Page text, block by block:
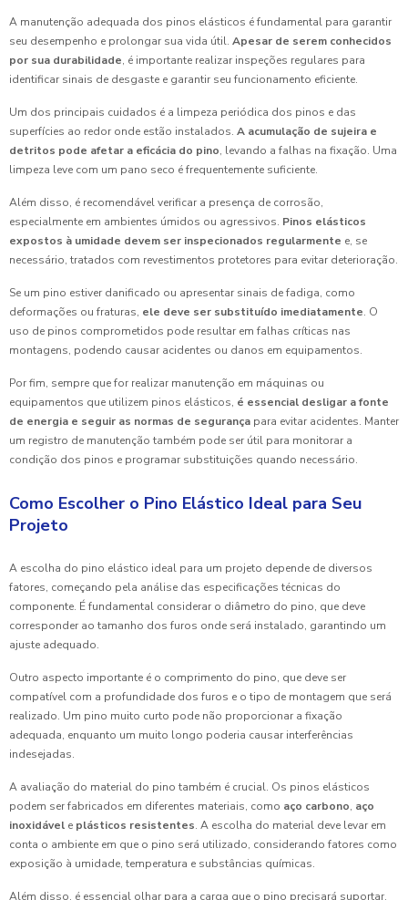
A manutenção adequada dos pinos elásticos é fundamental para garantir
seu desempenho e prolongar sua vida útil. Apesar de serem conhecidos
por sua durabilidade, é importante realizar inspeções regulares para
identificar sinais de desgaste e garantir seu funcionamento eficiente.
Um dos principais cuidados é a limpeza periódica dos pinos e das
superfícies ao redor onde estão instalados. A acumulação de sujeira e
detritos pode afetar a eficácia do pino, levando a falhas na fixação. Uma
limpeza leve com um pano seco é frequentemente suficiente.
Além disso, é recomendável verificar a presença de corrosão,
especialmente em ambientes úmidos ou agressivos. Pinos elásticos
expostos à umidade devem ser inspecionados regularmente e, se
necessário, tratados com revestimentos protetores para evitar deterioração.
Se um pino estiver danificado ou apresentar sinais de fadiga, como
deformações ou fraturas, ele deve ser substituído imediatamente. O
uso de pinos comprometidos pode resultar em falhas críticas nas
montagens, podendo causar acidentes ou danos em equipamentos.
Por fim, sempre que for realizar manutenção em máquinas ou
equipamentos que utilizem pinos elásticos, é essencial desligar a fonte
de energia e seguir as normas de segurança para evitar acidentes. Manter
um registro de manutenção também pode ser útil para monitorar a
condição dos pinos e programar substituições quando necessário.
Como Escolher o Pino Elástico Ideal para Seu
Projeto
A escolha do pino elástico ideal para um projeto depende de diversos
fatores, começando pela análise das especificações técnicas do
componente. É fundamental considerar o diâmetro do pino, que deve
corresponder ao tamanho dos furos onde será instalado, garantindo um
ajuste adequado.
Outro aspecto importante é o comprimento do pino, que deve ser
compatível com a profundidade dos furos e o tipo de montagem que será
realizado. Um pino muito curto pode não proporcionar a fixação
adequada, enquanto um muito longo poderia causar interferências
indesejadas.
A avaliação do material do pino também é crucial. Os pinos elásticos
podem ser fabricados em diferentes materiais, como aço carbono, aço
inoxidável e plásticos resistentes. A escolha do material deve levar em
conta o ambiente em que o pino será utilizado, considerando fatores como
exposição à umidade, temperatura e substâncias químicas.
Além disso, é essencial olhar para a carga que o pino precisará suportar.